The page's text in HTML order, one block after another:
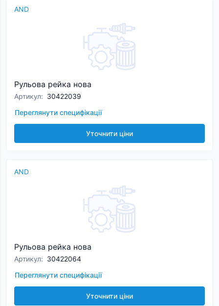
AND
Рульова рейка нова
Артикул: 30422039
Переглянути специфікації
Уточнити ціни
AND
Рульова рейка нова
Артикул: 30422064
Переглянути специфікації
Уточнити ціни